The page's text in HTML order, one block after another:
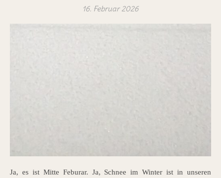
16. Februar 2026
Ja, es ist Mitte Feburar. Ja, Schnee im Winter ist in unseren